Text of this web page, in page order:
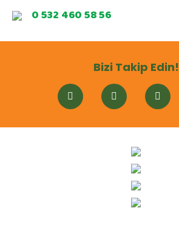
0 532 460 58 56
Bizi Takip Edin!